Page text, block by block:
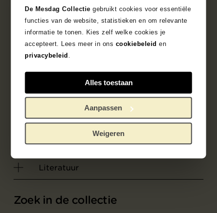
De Mesdag Collectie gebruikt cookies voor essentiële
functies van de website, statistieken en om relevante
informatie te tonen. Kies zelf welke cookies je
accepteert. Lees meer in ons cookiebeleid en
privacybeleid .
Alles toestaan
Aanpassen
Weigeren
staat. Decamps heeft de dieren gedetailleerd
geschilderd. Kijk bijvoorbeeld naar de
borstelige vacht of de hijgende bek van de
witte hond. Ze lijken zo dichtbij doordat de
boerderij op de achtergrond juist klein en wat
schetsmatig is aangegeven.
Mesdag had al twee andere schilderijen van
Decamps toen hij dit dierportret in 1888
kocht. Hij hing het op de tweede verdieping
van zijn pas geopende museum.
Objectgegevens
Literatuur
Zoek in de collectie